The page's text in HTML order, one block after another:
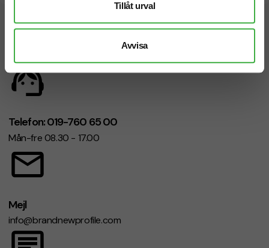
Tillåt urval
Avvisa
Vi hjälper dig gärna!
Telefon: 019-760 65 00
Mån-fre 08.30 - 17.00
Mejl
info@brandnewprofile.com